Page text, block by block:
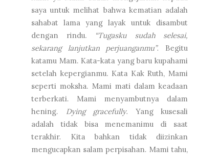
saya untuk melihat bahwa kematian adalah
sahabat lama yang layak untuk disambut
dengan rindu.
“Tugasku sudah selesai,
sekarang lanjutkan perjuanganmu”. Begitu
katamu Mam. Kata-kata yang baru kupahami
setelah kepergianmu. Kata Kak Ruth, Mami
seperti moksha. Mami mati dalam keadaan
terberkati. Mami menyambutnya dalam
hening. Dying gracefully. Yang kusesali
adalah tidak bisa menemanimu di saat
terakhir. Kita bahkan tidak diizinkan
mengucapkan salam perpisahan. Mami tahu,